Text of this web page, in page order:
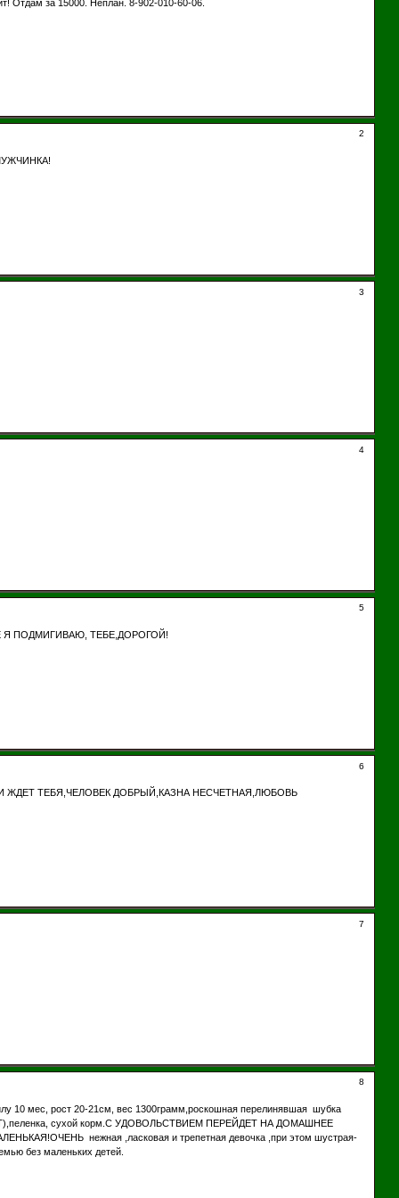
Отдам за 15000. Неплан. 8-902-010-60-06.
2
3
4
5
ПОДМИГИВАЮ, ТЕБЕ,ДОРОГОЙ!
6
ТЕБЯ,ЧЕЛОВЕК ДОБРЫЙ,КАЗНА НЕСЧЕТНАЯ,ЛЮБОВЬ
7
8
10 мес, рост 20-21см, вес 1300грамм,роскошная перелинявшая шубка
сухой корм.С УДОВОЛЬСТВИЕМ ПЕРЕЙДЕТ НА ДОМАШНЕЕ
нежная ,ласковая и трепетная девочка ,при этом шустрая-
без маленьких детей.